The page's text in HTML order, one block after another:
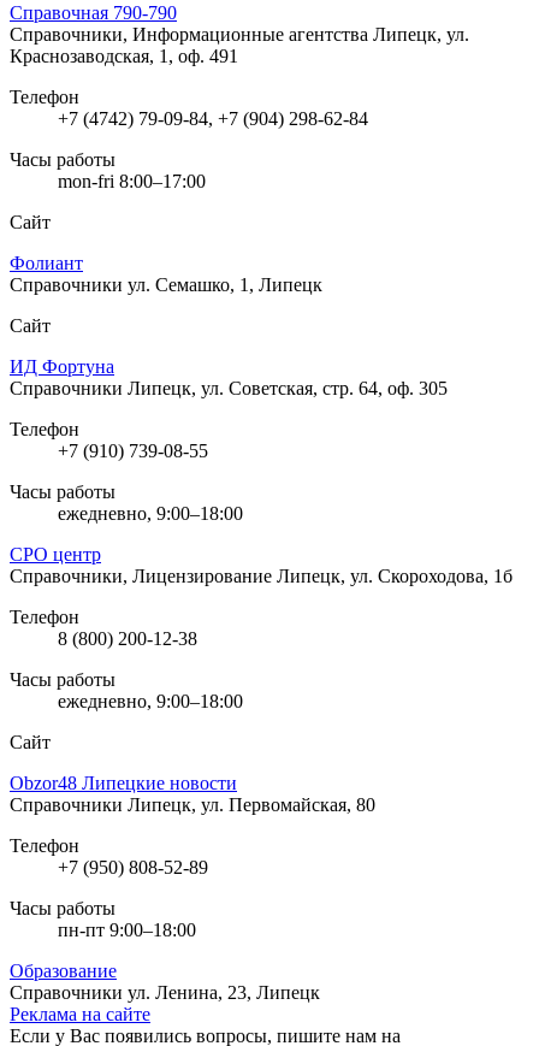
Справочная 790-790
Справочники, Информационные агентства Липецк, ул.
Краснозаводская, 1, оф. 491
Телефон
+7 (4742) 79-09-84, +7 (904) 298-62-84
Часы работы
mon-fri 8:00–17:00
Сайт
Фолиант
Справочники ул. Семашко, 1, Липецк
Сайт
ИД Фортуна
Справочники Липецк, ул. Советская, стр. 64, оф. 305
Телефон
+7 (910) 739-08-55
Часы работы
ежедневно, 9:00–18:00
СРО центр
Справочники, Лицензирование Липецк, ул. Скороходова, 1б
Телефон
8 (800) 200-12-38
Часы работы
ежедневно, 9:00–18:00
Сайт
Obzor48 Липецкие новости
Справочники Липецк, ул. Первомайская, 80
Телефон
+7 (950) 808-52-89
Часы работы
пн-пт 9:00–18:00
Образование
Справочники ул. Ленина, 23, Липецк
Реклама на сайте
Если у Вас появились вопросы, пишите нам на